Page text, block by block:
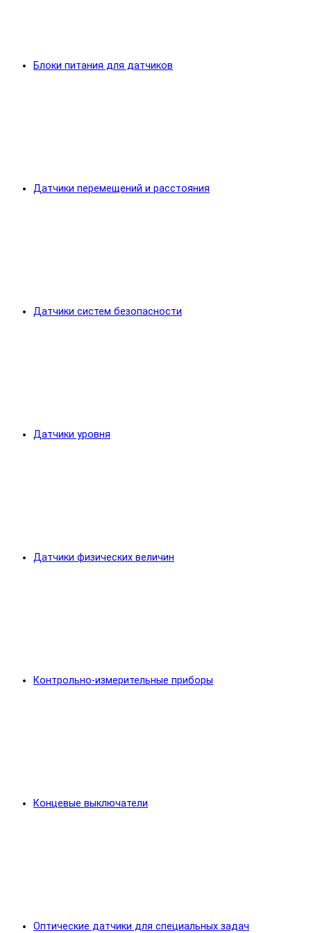
Блоки питания для датчиков
Датчики перемещений и расстояния
Датчики систем безопасности
Датчики уровня
Датчики физических величин
Контрольно-измерительные приборы
Концевые выключатели
Оптические датчики для специальных задач